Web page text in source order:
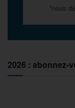
*nous
2026 : abonnez-